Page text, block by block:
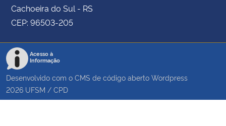
Cachoeira do Sul - RS
CEP: 96503-205
Acesso à
Informação
Desenvolvido com o CMS de código aberto Wordpress
2026 UFSM / CPD